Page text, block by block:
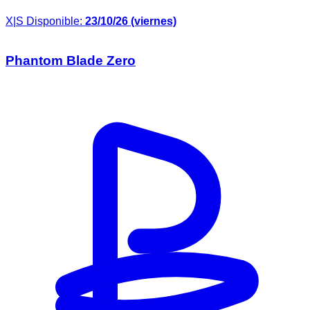
X|S Disponible: 23/10/26 (viernes)
Phantom Blade Zero